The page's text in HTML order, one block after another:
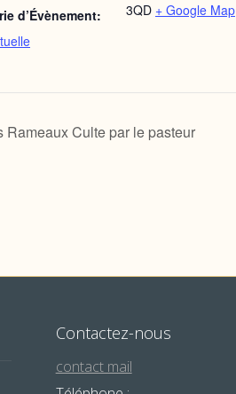
d’Évènement:
3QD + Google Map
Rameaux Culte par le pasteur
Contactez-nous
contact mail